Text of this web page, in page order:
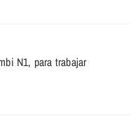
N1, para trabajar